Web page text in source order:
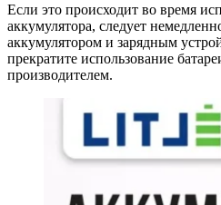
Если это происходит во время
аккумулятора, следует
аккумулятором и зарядным
прекратите использование
производителем.